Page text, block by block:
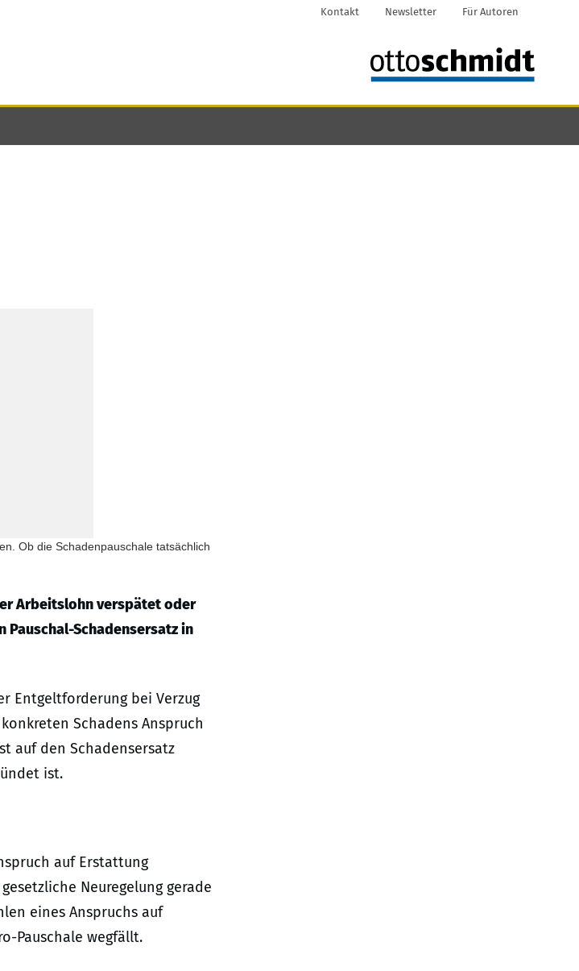
Kontakt Newsletter Für Autoren
Ob die Schadenpauschale tatsächlich
Arbeitslohn verspätet oder
Pauschal-Schadensersatz in
Entgeltforderung bei Verzug
Schadens Anspruch
auf den Schadensersatz
ist.
auf Erstattung
Neuregelung gerade
eines Anspruchs auf
Pauschale wegfällt.